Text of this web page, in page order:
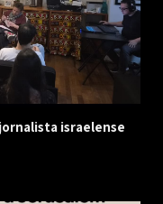
israelense